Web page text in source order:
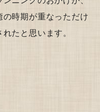
時期が重なっただけ
たと思います。